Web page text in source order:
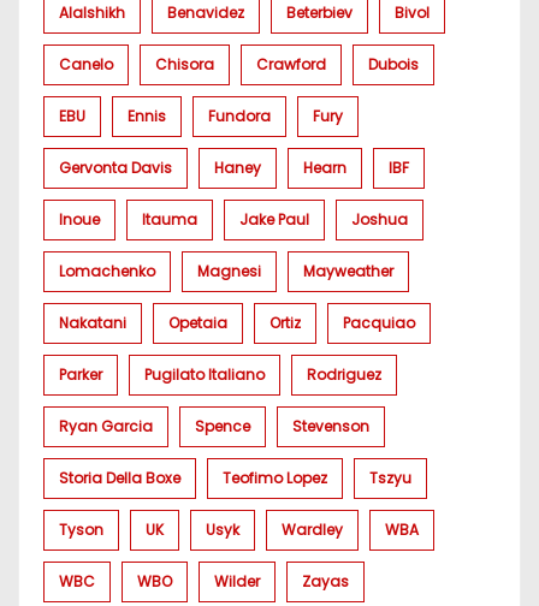
Alalshikh Benavidez Beterbiev Bivol
Canelo Chisora Crawford Dubois
EBU Ennis Fundora Fury
Gervonta Davis Haney Hearn IBF
Inoue Itauma Jake Paul Joshua
Lomachenko Magnesi Mayweather
Nakatani Opetaia Ortiz Pacquiao
Parker Pugilato Italiano Rodriguez
Ryan Garcia Spence Stevenson
Storia Della Boxe Teofimo Lopez Tszyu
Tyson UK Usyk Wardley WBA
WBC WBO Wilder Zayas